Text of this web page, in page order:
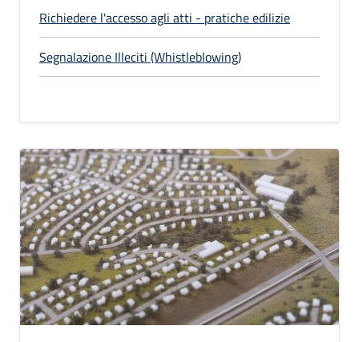
Richiedere l'accesso agli atti - pratiche edilizie
Segnalazione Illeciti (Whistleblowing)